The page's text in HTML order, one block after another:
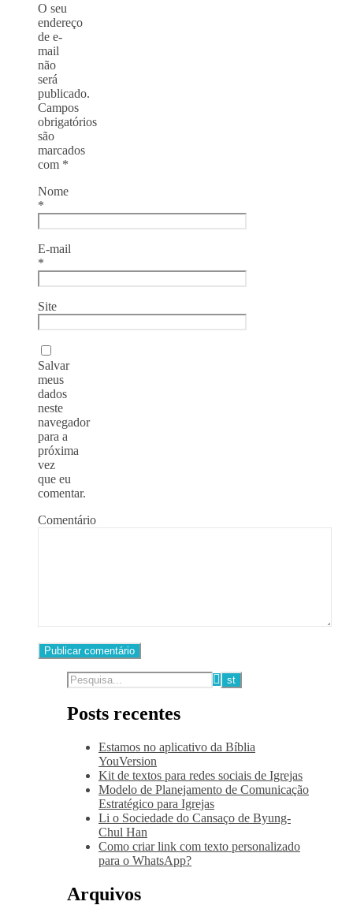
O seu
endereço
de e-
mail
não
será
publicado.
Campos
obrigatórios
são
marcados
com *
Nome
*
E-mail
*
Site
Salvar
meus
dados
neste
navegador
para a
próxima
vez
que eu
comentar.
Comentário
Posts recentes
Estamos no aplicativo da Bíblia
YouVersion
Kit de textos para redes sociais de Igrejas
Modelo de Planejamento de Comunicação
Estratégico para Igrejas
Li o Sociedade do Cansaço de Byung-
Chul Han
Como criar link com texto personalizado
para o WhatsApp?
Arquivos